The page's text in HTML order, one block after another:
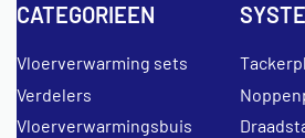
CATEGORIEEN
Vloerverwarming sets
Verdelers
Vloerverwarmingsbuis